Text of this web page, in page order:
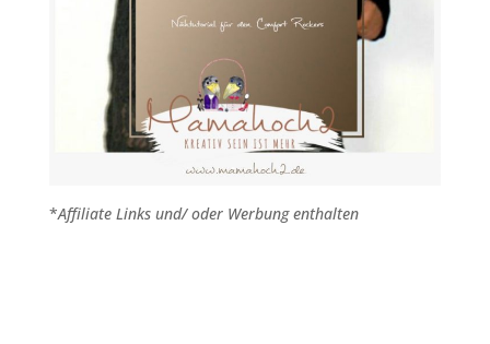
*Affiliate Links und/ oder Werbung enthalten